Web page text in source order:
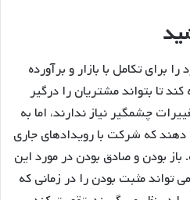
برای تکامل با بازار و برآورده
تا بتواند مشتریان را درگیر
چشمگیر نیاز ندارند، اما به
دهند که شرکت با رویدادهای جاری
بودن و صادق بودن در مورد این
تواند مثبت بودن را در زمانی که